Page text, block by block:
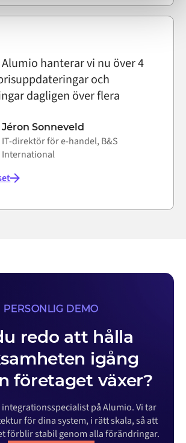
Alumio hanterar vi nu över 4
och
dagligen över flera
Jéron Sonneveld
IT-direktör för e-handel, B&S
International
PERSONLIG DEMO
redo att hålla
igång
företaget växer?
integrationsspecialist på Alumio. Vi tar
för dina system, i rätt skala, så att
förblir stabil genom alla förändringar.